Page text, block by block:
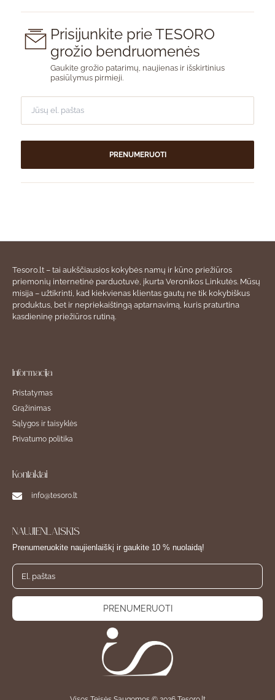
Prisijunkite prie TESORO
grožio bendruomenės
Gaukite grožio patarimų, naujienas ir išskirtinius
pasiūlymus pirmieji.
PRENUMERUOTI
Tesoro.lt – tai aukščiausios kokybės namų ir kūno priežiūros
priemonių internetinė parduotuvė, įkurta Veronikos Linkutės. Mūsų
misija – užtikrinti, kad kiekvienas klientas gautų ne tik kokybiškus
produktus, bet ir nepriekaištingą aptarnavimą, kuris praturtina
kasdieninę priežiūros rutiną.
Informacija
Pristatymas
Grąžinimas
Sąlygos ir taisyklės
Privatumo politika
Kontaktai
info@tesoro.lt
NAUJIENLAIŠKIS
Prenumeruokite naujienlaiškį ir gaukite 10 % nuolaidą!
PRENUMERUOTI